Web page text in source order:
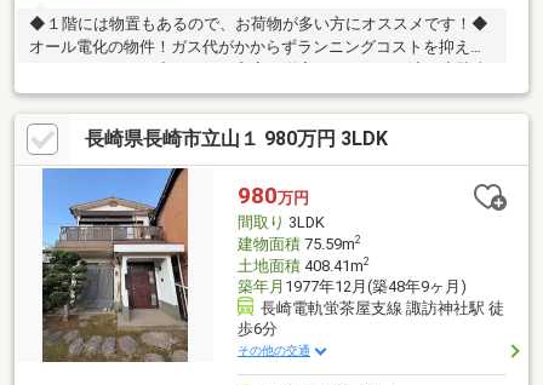
◆１階には物置もあるので、お荷物が多い方にオススメです！◆
オール電化の物件！ガス代がかからずランニングコストを抑える
場は敷地内には取れませんが、近隣で７０００円で借りることが
できます。 ■内装：2017年08月 全室クロス張替え 床（フロー
リング等） 周辺環境・長崎市立西坂小学校 徒歩4分・しらゆり
保育園 徒歩8分・ローソン長崎駅前通店 徒歩10分・ジョイフ
ルサン宝町店 徒歩13分・サニー長崎駅店 徒歩14分
長崎県長崎市立山１ 980万円 3LDK
980万円
間取り 3LDK
建物面積75.59m2
土地面積408.41m2
築年月 1977年12月(築48年9ヶ月)
長崎電軌蛍茶屋支線 諏訪神社駅 徒
歩6分
その他の交通